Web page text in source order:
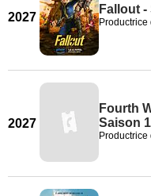
2027
Fallout
2027
Fourth
Saison 1